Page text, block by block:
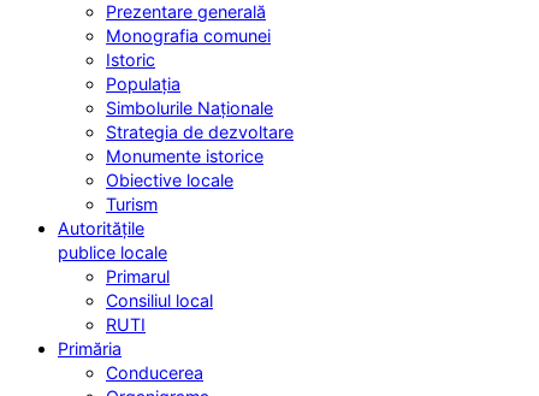
Prezentare generală
Monografia comunei
Istoric
Populația
Simbolurile Naționale
Strategia de dezvoltare
Monumente istorice
Obiective locale
Turism
Autoritățile
publice locale
Primarul
Consiliul local
RUTI
Primăria
Conducerea